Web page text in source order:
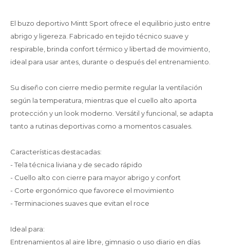
El buzo deportivo Mintt Sport ofrece el equilibrio justo entre
abrigo y ligereza. Fabricado en tejido técnico suave y
respirable, brinda confort térmico y libertad de movimiento,
ideal para usar antes, durante o después del entrenamiento.
Su diseño con cierre medio permite regular la ventilación
según la temperatura, mientras que el cuello alto aporta
protección y un look moderno. Versátil y funcional, se adapta
tanto a rutinas deportivas como a momentos casuales.
Características destacadas:
- Tela técnica liviana y de secado rápido
- Cuello alto con cierre para mayor abrigo y confort
- Corte ergonómico que favorece el movimiento
- Terminaciones suaves que evitan el roce
Ideal para:
Entrenamientos al aire libre, gimnasio o uso diario en días